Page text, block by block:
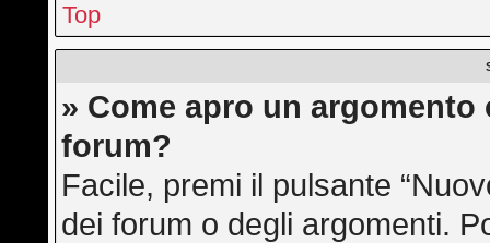
Top
» Come apro un
forum?
Facile, premi il pulsante
dei forum o degli argomenti.